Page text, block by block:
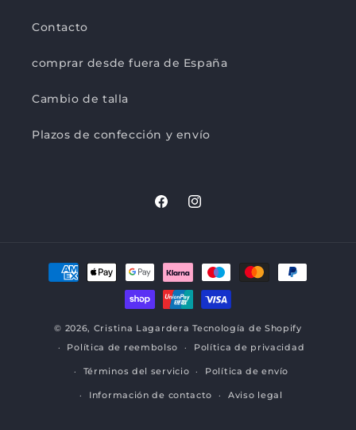
Contacto
comprar desde fuera de España
Cambio de talla
Plazos de confección y envío
FacebookInstagram
Formas
© 2026, Cristina Lagardera Tecnología de Shopify
Política de reembolso
Política de privacidad
Términos del servicio Política de envío
Información de contacto Aviso legal